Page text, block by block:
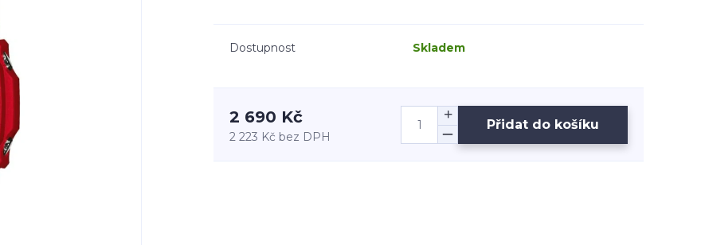
Dostupnost Skladem
2 690 Kč
2 223 Kč bez DPH
Přidat do košíku